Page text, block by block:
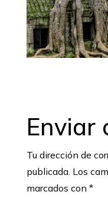
Enviar
Tu dirección de
publicada. Los
marcados con *